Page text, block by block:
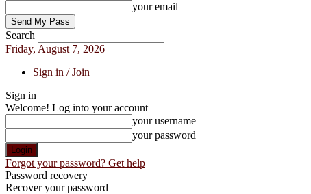
your email
Search
Friday, August 7, 2026
Sign in / Join
Sign in
Welcome! Log into your account
your username
your password
Forgot your password? Get help
Password recovery
Recover your password